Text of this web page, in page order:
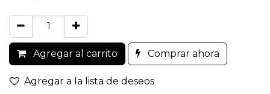
Agregar al carrito Comprar ahora
Agregar a la lista de deseos